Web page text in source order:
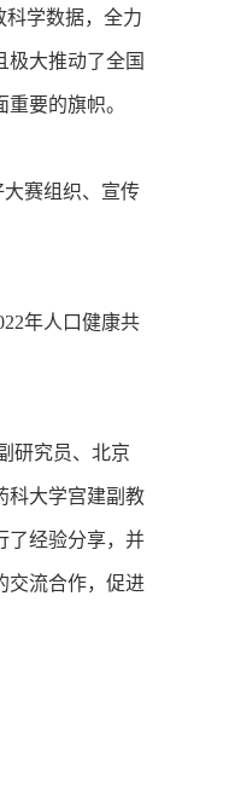
科学数据，全力
极大推动了全国
要的旗帜。
赛组织、宣传
年人口健康共
研究员、北京
科大学宫建副教
了经验分享，并
交流合作，促进